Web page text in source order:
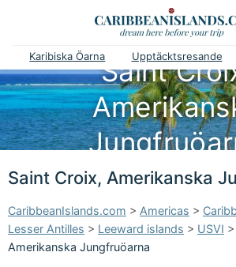
Karibiska Öarna Upptäcktsresande
Saint
Saint Croix, Amerikanska
CaribbeanIslands.com > Americas >
Lesser Antilles > Leeward islands > USVI >
Amerikanska Jungfruöarna